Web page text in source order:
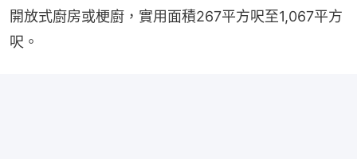
開放式廚房或梗廚，實用面積267平方呎至1,067平方
呎。